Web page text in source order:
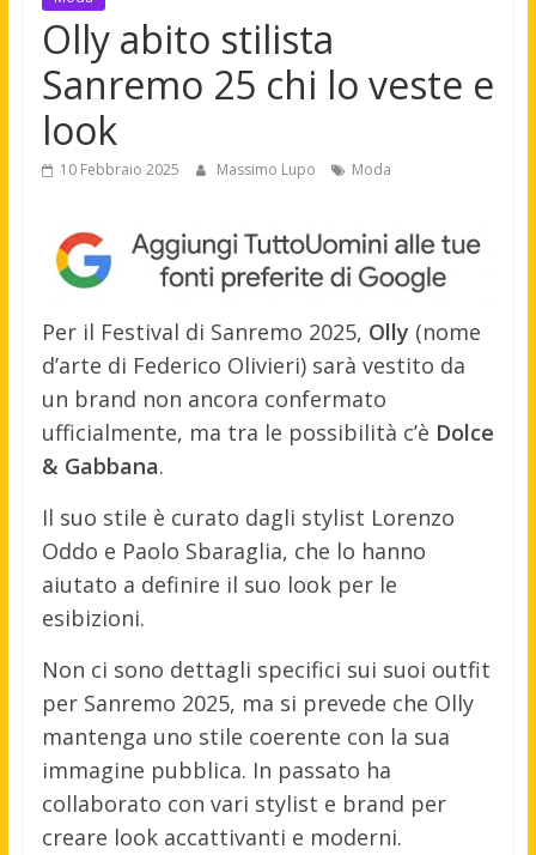
Olly abito stilista
Sanremo 25 chi lo veste e
look
10 Febbraio 2025 Massimo Lupo Moda
Per il Festival di Sanremo 2025, Olly (nome
d’arte di Federico Olivieri) sarà vestito da
un brand non ancora confermato
ufficialmente, ma tra le possibilità c’è Dolce
& Gabbana.
Il suo stile è curato dagli stylist Lorenzo
Oddo e Paolo Sbaraglia, che lo hanno
aiutato a definire il suo look per le
esibizioni.
Non ci sono dettagli specifici sui suoi outfit
per Sanremo 2025, ma si prevede che Olly
mantenga uno stile coerente con la sua
immagine pubblica. In passato ha
collaborato con vari stylist e brand per
creare look accattivanti e moderni.